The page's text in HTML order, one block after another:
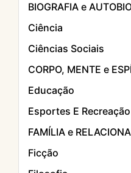
BIOGRAFIA e
Ciência
Ciências Sociais
CORPO, MENTE e
Educação
Esportes E Recreação
FAMÍLIA e
Ficção